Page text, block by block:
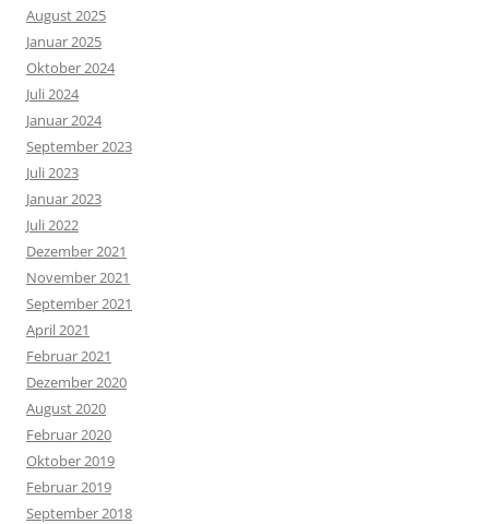
August 2025
Januar 2025
Oktober 2024
Juli 2024
Januar 2024
September 2023
Juli 2023
Januar 2023
Juli 2022
Dezember 2021
November 2021
September 2021
April 2021
Februar 2021
Dezember 2020
August 2020
Februar 2020
Oktober 2019
Februar 2019
September 2018